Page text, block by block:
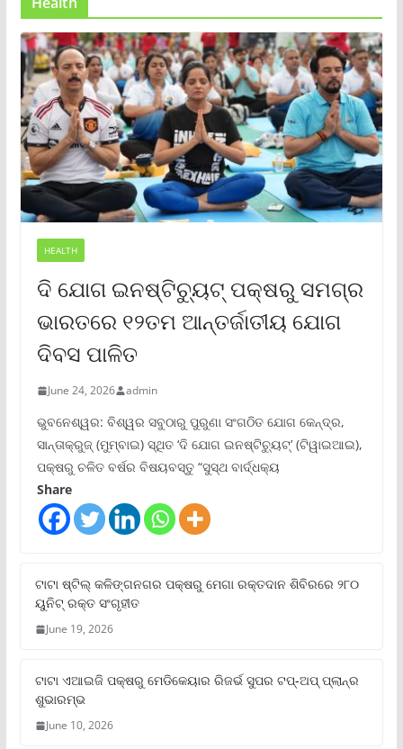
HEALTH
ଦି ଯୋଗ ଇନଷ୍ଟିଚ୍ୟୁଟ୍ ପକ୍ଷରୁ ସମଗ୍ର
ଭାରତରେ ୧୨ତମ ଆନ୍ତର୍ଜାତୀୟ ଯୋଗ
ଦିବସ ପାଳିତ
June 24, 2026 admin
ଭୁବନେଶ୍ୱର: ବିଶ୍ୱର ସବୁଠାରୁ ପୁରୁଣା ସଂଗଠିତ ଯୋଗ କେନ୍ଦ୍ର,
ସାନ୍ତାକ୍ରୁଜ୍ (ମୁମ୍ବାଇ) ସ୍ଥିତ ‘ଦି ଯୋଗ ଇନଷ୍ଟିଚ୍ୟୁଟ୍‌’ (ଟିୱାଇଆଇ),
ପକ୍ଷରୁ ଚଳିତ ବର୍ଷର ବିଷୟବସ୍ତୁ “ସୁସ୍ଥ ବାର୍ଦ୍ଧକ୍ୟ
Share
ଟାଟା ଷ୍ଟିଲ୍‌ କଳିଙ୍ଗନଗର ପକ୍ଷରୁ ମେଗା ରକ୍ତଦାନ ଶିବିରରେ ୨୮୦
ୟୁନିଟ୍‌ ରକ୍ତ ସଂଗୃହୀତ
June 19, 2026
ଟାଟା ଏଆଇଜି ପକ୍ଷରୁ ମେଡିକେୟାର ରିଜର୍ଭ ସୁପର ଟପ୍‌-ଅପ୍ ପ୍ଲାନ୍‌ର
ଶୁଭାରମ୍ଭ
June 10, 2026